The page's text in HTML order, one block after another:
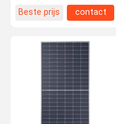
Beste prijs
contact